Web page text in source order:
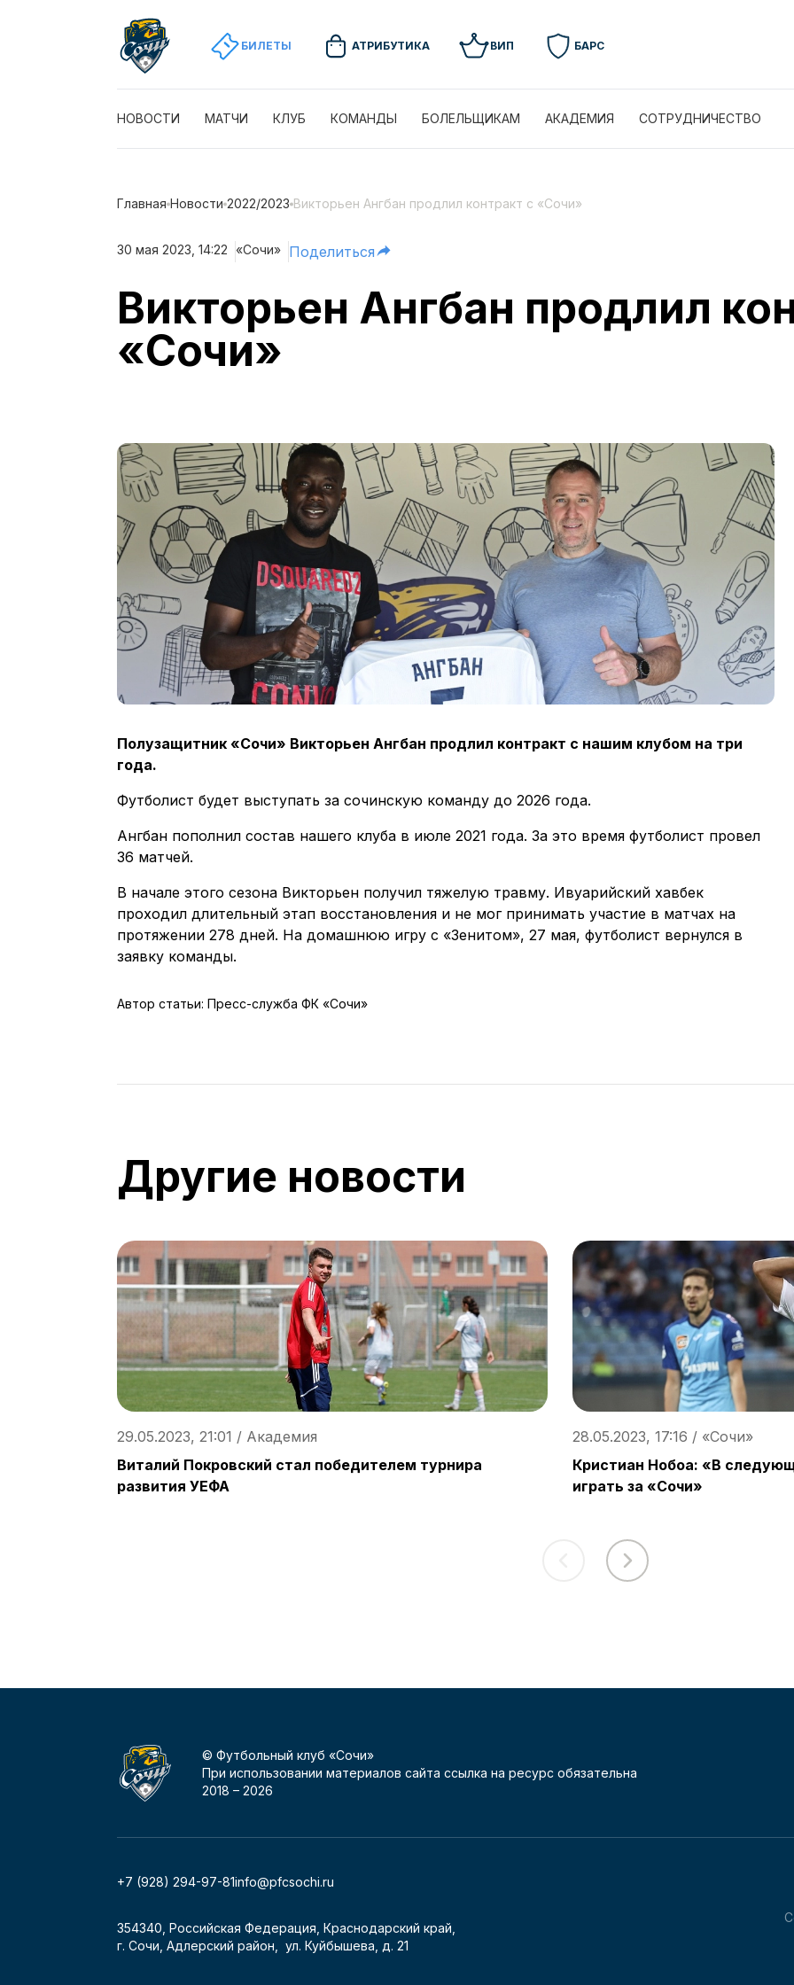
БИЛЕТЫ АТРИБУТИКА ВИП БАРС
НОВОСТИ МАТЧИ КЛУБ КОМАНДЫ БОЛЕЛЬЩИКАМ АКАДЕМИЯ СОТРУДНИЧЕСТВО
Главная Новости 2022/2023 Викторьен Ангбан продлил контракт с «Сочи»
30 мая 2023, 14:22 «Сочи» Поделиться
Викторьен Ангбан продлил
«Сочи»
Полузащитник «Сочи» Викторьен Ангбан продлил контракт с нашим клубом на три
года.
Футболист будет выступать за сочинскую команду до 2026 года.
Ангбан пополнил состав нашего клуба в июле 2021 года. За это время футболист провел
36 матчей.
В начале этого сезона Викторьен получил тяжелую травму. Ивуарийский хавбек
проходил длительный этап восстановления и не мог принимать участие в матчах на
протяжении 278 дней. На домашнюю игру с «Зенитом», 27 мая, футболист вернулся в
заявку команды.
Автор статьи: Пресс-служба ФК «Сочи»
Другие новости
29.05.2023, 21:01 / Академия
Виталий Покровский стал победителем турнира
развития УЕФА
28.05.2023, 17:16 / «Сочи»
Кристиан Нобоа: «В
играть за «Сочи»
© Футбольный клуб «Сочи»
При использовании материалов сайта ссылка на ресурс обязательна
2018 – 2026
+7 (928) 294-97-81info@pfcsochi.ru
354340, Российская Федерация, Краснодарский край,
г. Сочи, Адлерский район, ул. Куйбышева, д. 21